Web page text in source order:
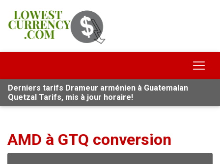
Derniers tarifs Drameur arménien à Guatemalan
Quetzal Tarifs, mis à jour horaire!
AMD à GTQ conversion